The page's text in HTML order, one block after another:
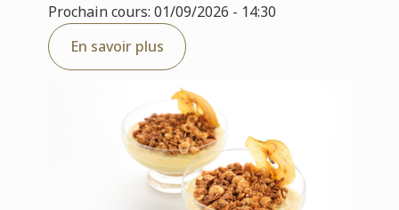
Prochain cours: 01/09/2026 - 14:30
En savoir plus